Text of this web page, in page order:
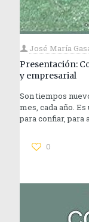
José María
Presentación:
y empresarial
Son tiempos
mes, cada año.
para confiar, para
0